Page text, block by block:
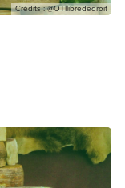
Crédits : @OTIlibrededroit